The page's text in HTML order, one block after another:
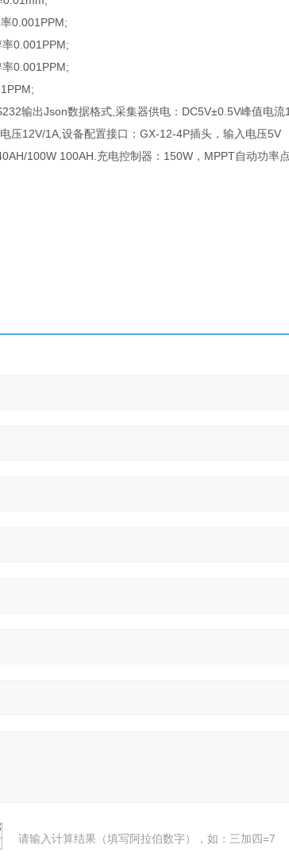
0.001PPM;
0.001PPM;
0.001PPM;
输出Json数据格式,采集器供电：DC5V±0.5V峰值电流
12V/1A,设备配置接口：GX-12-4P插头，输入电压5V
100W 100AH.充电控制器：150W，MPPT自动功率
请输入计算结果（填写阿拉伯数字），如：三加四=7